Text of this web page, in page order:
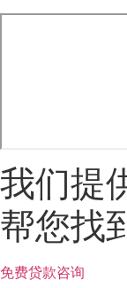
我们提
帮您找
免费贷款咨询